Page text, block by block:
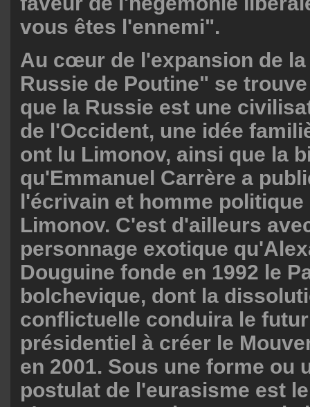
vous êtes l'ennemi".
Au cœur de l'expansion de
Russie de Poutine" se
que la Russie est une
de l'Occident, une idée
ont lu Limonov, ainsi que la
qu'Emmanuel Carrère a
l'écrivain et homme
Limonov. C'est d'ailleurs
personnage exotique
Douguine fonde en 1992 le
bolchevique, dont la
conflictuelle conduira le
présidentiel à créer le
en 2001. Sous une forme ou
postulat de l'eurasisme est